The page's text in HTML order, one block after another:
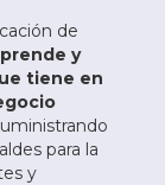
de
y
tiene en
para la
y